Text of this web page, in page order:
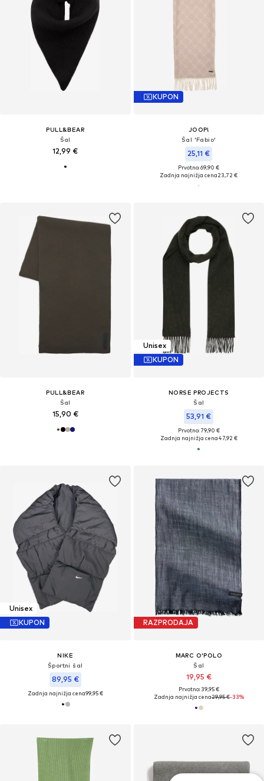
PULL&BEAR
Šal
12,99 €
KUPON
JOOP!
Šal 'Fabio'
25,11 €
Prvotno: 69,90 €
Zadnja najnižja cena23,72 €
PULL&BEAR
Šal
15,90 €
Unisex
KUPON
NORSE PROJECTS
Šal
53,91 €
Prvotno: 79,90 €
Zadnja najnižja cena47,92 €
Unisex
KUPON
NIKE
Športni šal
89,95 €
Zadnja najnižja cena99,95 €
RAZPRODAJA
MARC O'POLO
Šal
19,95 €
Prvotno: 39,95 €
Zadnja najnižja cena29,95 €-33%